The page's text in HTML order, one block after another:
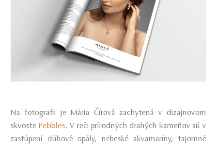
Na fotografii je Mária Čírová zachytená v dizajnovom
skvoste Pebbles. V reči prírodných drahých kameňov sú v
zastúpení dúhové opály, nebeské akvamaríny, tajomné